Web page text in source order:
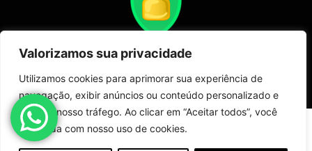
Valorizamos sua privacidade
Utilizamos cookies para aprimorar sua experiência de
navegação, exibir anúncios ou conteúdo personalizado e
analisar nosso tráfego. Ao clicar em “Aceitar todos”, você
concorda com nosso uso de cookies.
Copyright 2025 – Live Show Merchandising | Todos Direitos
Reservados!